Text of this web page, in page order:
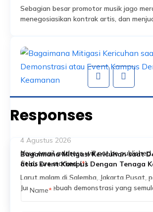
Sebagian besar promotor musik jago
menegosiasikan kontrak artis, dan
formalitas administratif, padahal
satu fondasi paling krusial: proses
dan perencanaan keamanan yang
Banyak promotor baru mengurus aspek
4 Agustus 2026
Bagaimana Mitigasi Kericuhan saat
atau Event Kampus Dengan Tenaga
Larut malam di Salemba, Jakarta Pusat,
Juni lalu, sebuah demonstrasi yang
Read More
Responses
Your email address will not be
fields are marked (*)
Name*